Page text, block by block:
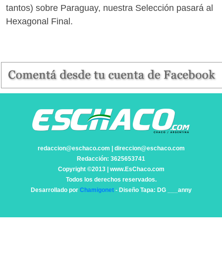
tantos) sobre Paraguay, nuestra Selección pasará al
Hexagonal Final.
redaccion@eschaco.com | direccion@eschaco.com
Redacción: 3625653741
Copyright ©2013 | www.EsChaco.com
Todos los derechos reservados.
Desarrollado por Chamigonet- Diseño Tapa: DG ___anny